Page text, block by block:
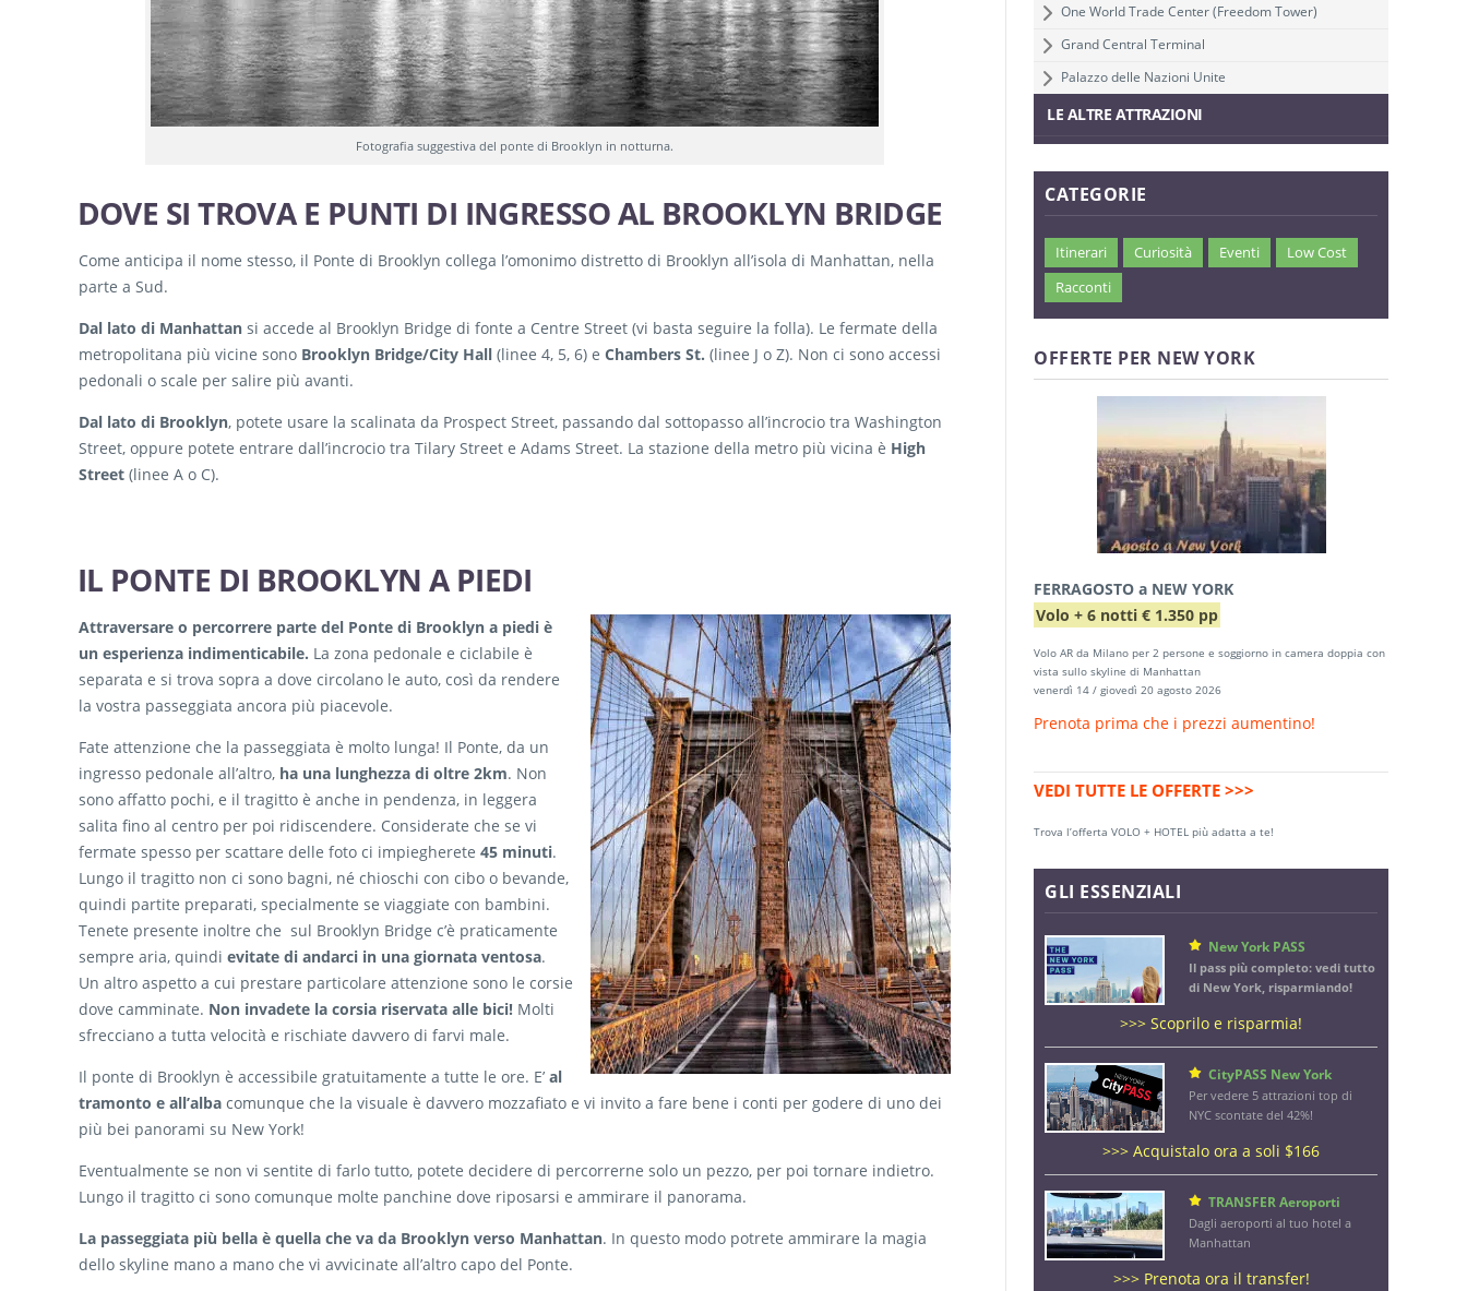
Fotografia suggestiva del ponte di Brooklyn in notturna.
DOVE SI TROVA E PUNTI DI INGRESSO AL BROOKLYN BRIDGE
Come anticipa il nome stesso, il Ponte di Brooklyn collega l’omonimo distretto di Brooklyn all’isola di Manhattan, nella
parte a Sud.
Dal lato di Manhattan si accede al Brooklyn Bridge di fonte a Centre Street (vi basta seguire la folla). Le fermate della
metropolitana più vicine sono Brooklyn Bridge/City Hall (linee 4, 5, 6) e Chambers St. (linee J o Z). Non ci sono accessi
pedonali o scale per salire più avanti.
Dal lato di Brooklyn, potete usare la scalinata da Prospect Street, passando dal sottopasso all’incrocio tra Washington
Street, oppure potete entrare dall’incrocio tra Tilary Street e Adams Street. La stazione della metro più vicina è High
Street (linee A o C).
IL PONTE DI BROOKLYN A PIEDI
Attraversare o percorrere parte del Ponte di Brooklyn a piedi è
un esperienza indimenticabile. La zona pedonale e ciclabile è
separata e si trova sopra a dove circolano le auto, così da rendere
la vostra passeggiata ancora più piacevole.
Fate attenzione che la passeggiata è molto lunga! Il Ponte, da un
ingresso pedonale all’altro, ha una lunghezza di oltre 2km. Non
sono affatto pochi, e il tragitto è anche in pendenza, in leggera
salita fino al centro per poi ridiscendere. Considerate che se vi
fermate spesso per scattare delle foto ci impiegherete 45 minuti.
Lungo il tragitto non ci sono bagni, né chioschi con cibo o bevande,
quindi partite preparati, specialmente se viaggiate con bambini.
Tenete presente inoltre che sul Brooklyn Bridge c’è praticamente
sempre aria, quindi evitate di andarci in una giornata ventosa.
Un altro aspetto a cui prestare particolare attenzione sono le corsie
dove camminate. Non invadete la corsia riservata alle bici! Molti
sfrecciano a tutta velocità e rischiate davvero di farvi male.
Il ponte di Brooklyn è accessibile gratuitamente a tutte le ore. E’ al
tramonto e all’alba comunque che la visuale è davvero mozzafiato e vi invito a fare bene i conti per godere di uno dei
più bei panorami su New York!
Eventualmente se non vi sentite di farlo tutto, potete decidere di percorrerne solo un pezzo, per poi tornare indietro.
Lungo il tragitto ci sono comunque molte panchine dove riposarsi e ammirare il panorama.
La passeggiata più bella è quella che va da Brooklyn verso Manhattan. In questo modo potrete ammirare la magia
dello skyline mano a mano che vi avvicinate all’altro capo del Ponte.
One World Trade Center (Freedom Tower)
Grand Central Terminal
Palazzo delle Nazioni Unite
LE ALTRE ATTRAZIONI
CATEGORIE
Itinerari Curiosità Eventi
Low Cost
Racconti
OFFERTE PER NEW YORK
FERRAGOSTO a NEW YORK
Volo + 6 notti € 1.350 pp
Volo AR da Milano per 2 persone e soggiorno in camera doppia con
vista sullo skyline di Manhattan
venerdì 14 / giovedì 20 agosto 2026
Prenota prima che i prezzi aumentino!
VEDI TUTTE LE OFFERTE >>>
Trova l’offerta VOLO + HOTEL più adatta a te!
GLI ESSENZIALI
New York PASS
Il pass più completo: vedi tutto
di New York, risparmiando!
>>> Scoprilo e risparmia!
CityPASS New York
Per vedere 5 attrazioni top di
NYC scontate del 42%!
>>> Acquistalo ora a soli $166
TRANSFER Aeroporti
Dagli aeroporti al tuo hotel a
Manhattan
>>> Prenota ora il transfer!